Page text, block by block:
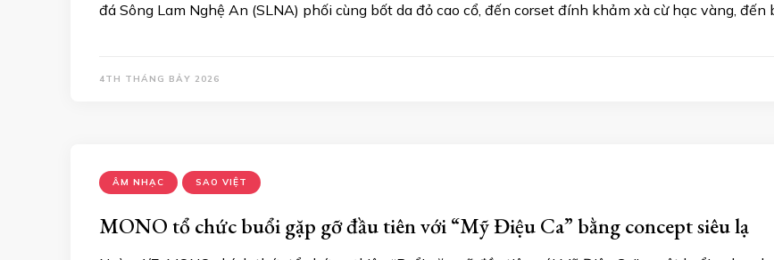
đá Sông Lam Nghệ An (SLNA) phối cùng bốt da đỏ cao cổ, đến corset đính khảm xà cừ hạc vàng, đến
4TH THÁNG BẢY 2026
ÂM NHẠC SAO VIỆT
MONO tổ chức buổi gặp gỡ đầu tiên với “Mỹ Điệu Ca” bằng concept siêu lạ